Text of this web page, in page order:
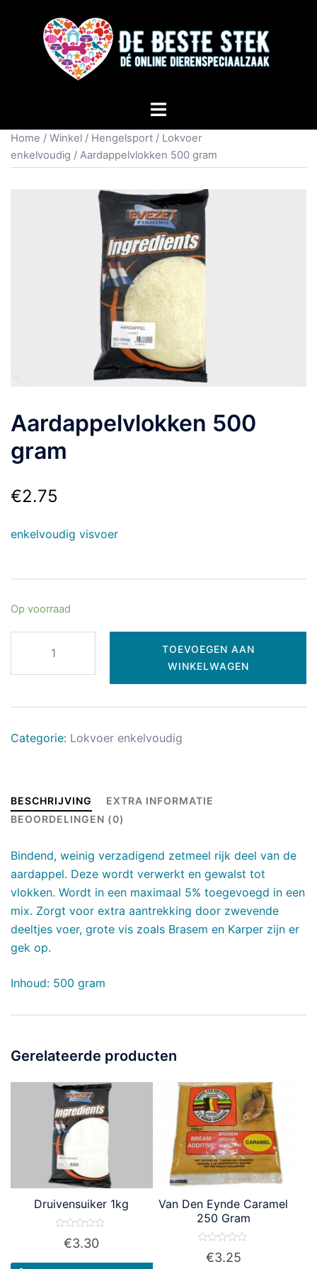
Home / Winkel / Hengelsport / Lokvoer
enkelvoudig / Aardappelvlokken 500 gram
Aardappelvlokken 500
gram
€2.75
enkelvoudig visvoer
Op voorraad
TOEVOEGEN AAN
WINKELWAGEN
Categorie: Lokvoer enkelvoudig
BESCHRIJVING
EXTRA INFORMATIE
BEOORDELINGEN (0)
Bindend, weinig verzadigend zetmeel rijk deel van de
aardappel. Deze wordt verwerkt en gewalst tot
vlokken. Wordt in een maximaal 5% toegevoegd in een
mix. Zorgt voor extra aantrekking door zwevende
deeltjes voer, grote vis zoals Brasem en Karper zijn er
gek op.
Inhoud: 500 gram
Gerelateerde producten
Druivensuiker 1kg
Waardering
5
€3.30
Van Den Eynde Caramel
250 Gram
Waardering
€3.25